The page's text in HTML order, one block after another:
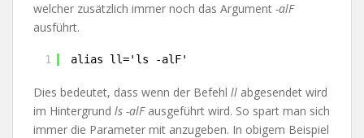
welcher zusätzlich immer noch das Argument -alF
ausführt.
1 alias ll='ls -alF'
Dies bedeutet, dass wenn der Befehl ll abgesendet wird
im Hintergrund ls -alFausgeführt wird. So spart man sich
immer die Parameter mit anzugeben. In obigem Beispiel